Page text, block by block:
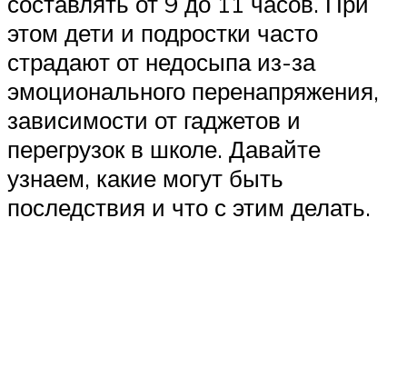
этом дети и подростки часто
страдают от недосыпа из-за
эмоционального перенапряжения,
зависимости от гаджетов и
перегрузок в школе. Давайте
узнаем, какие могут быть
последствия и что с этим делать.